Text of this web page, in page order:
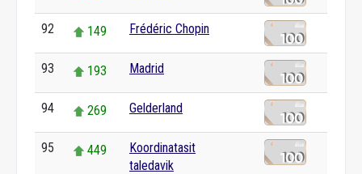
92 149 Frédéric Chopin
93 193 Madrid
94 269 Gelderland
95 449
Koordinatasit
taledavik